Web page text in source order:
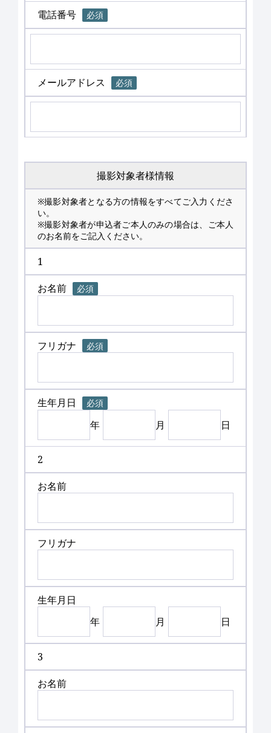
電話番号 必須
メールアドレス 必須
撮影対象者様情報
※撮影対象者となる方の情報をすべてご入力くださ
い。
※撮影対象者が申込者ご本人のみの場合は、ご本人
のお名前をご記入ください。
1
お名前
必須
フリガナ 必須
生年月日 必須
年 月 日
2
お名前
フリガナ
生年月日
年
月 日
3
お名前